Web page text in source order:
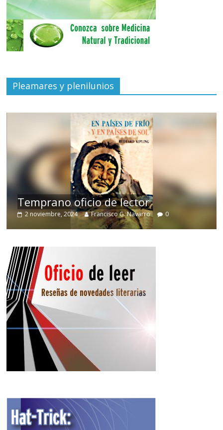
Pleamares y plenilunios
Temprano oficio de lector
2 noviembre, 2024 Francisco G. Navarro 0